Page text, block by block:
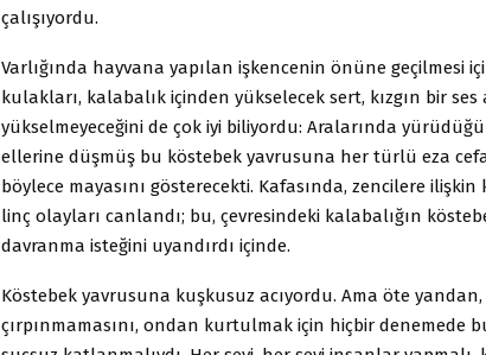
çalışıyordu.
Varlığında hayvana yapılan işkencenin önüne geçilmesi
kulakları, kalabalık içinden yükselecek sert, kızgın bir
yükselmeyeceğini de çok iyi biliyordu: Aralarında
ellerine düşmüş bu köstebek yavrusuna her türlü eza
böylece mayasını gösterecekti. Kafasında, zencilere
linç olayları canlandı; bu, çevresindeki kalabalığın
davranma isteğini uyandırdı içinde.
Köstebek yavrusuna kuşkusuz acıyordu. Ama öte
çırpınmamasını, ondan kurtulmak için hiçbir denemede